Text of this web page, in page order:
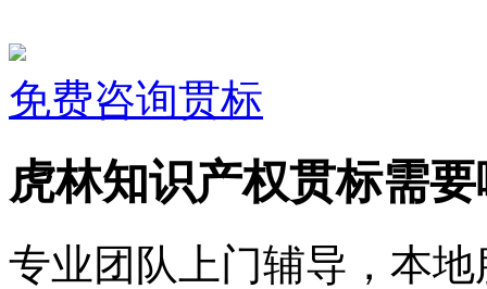
免费咨询贯标
虎林知识产权贯标需
专业团队上门辅导，本